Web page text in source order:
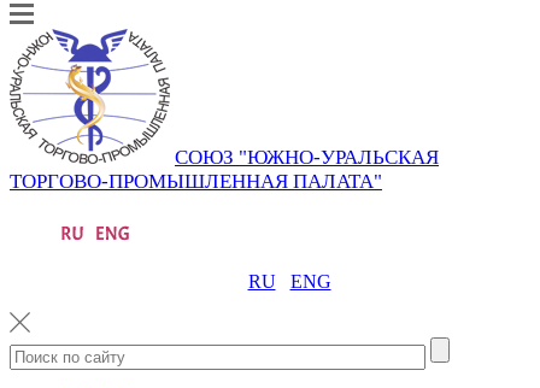
СОЮЗ "ЮЖНО-УРАЛЬСКАЯ
ТОРГОВО-ПРОМЫШЛЕННАЯ ПАЛАТА"
RU ENG